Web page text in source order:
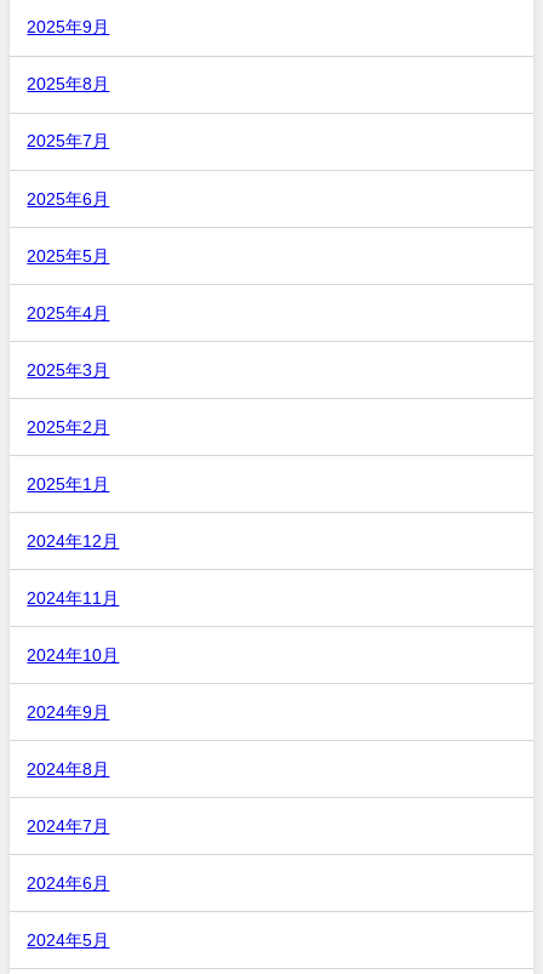
2025年9月
2025年8月
2025年7月
2025年6月
2025年5月
2025年4月
2025年3月
2025年2月
2025年1月
2024年12月
2024年11月
2024年10月
2024年9月
2024年8月
2024年7月
2024年6月
2024年5月